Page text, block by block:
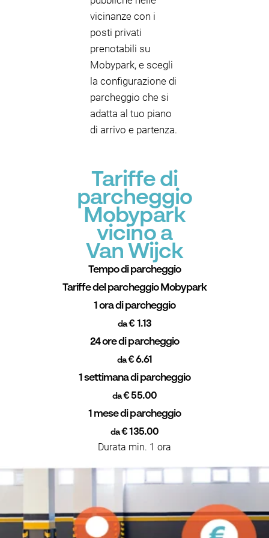
vicinanze con i
posti privati
prenotabili su
Mobypark, e scegli
la configurazione di
parcheggio che si
adatta al tuo piano
di arrivo e partenza.
Tariffe di
parcheggio
Mobypark
vicino a
Van Wijck
Tempo di parcheggio
Tariffe del parcheggio Mobypark
1 ora di parcheggio
da€ 1.13
24 ore di parcheggio
da€ 6.61
1 settimana di parcheggio
da€ 55.00
1 mese di parcheggio
da€ 135.00
Durata min. 1 ora